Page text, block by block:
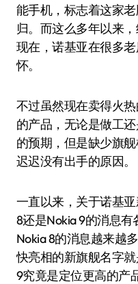
能手机，标志着这家
归。而这么多年以来
现在，诺基亚在很多
怀。
不过虽然现在卖得火
的产品，无论是做工
的预期，但是缺少旗
迟迟没有出手的原因。
一直以来，关于诺基
8还是Nokia 9的消息
Nokia 8的消息越来越
快亮相的新旗舰名字
9究竟是定位更高的产